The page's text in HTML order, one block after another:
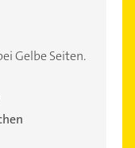
Gelbe Seiten.